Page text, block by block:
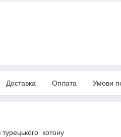
Доставка Оплата Умови
котону